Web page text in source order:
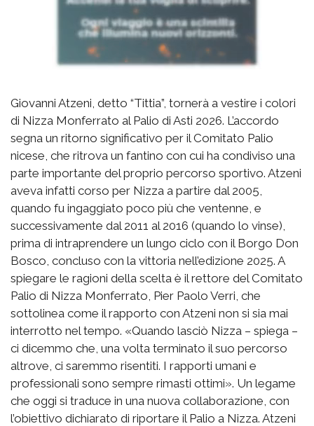
Giovanni Atzeni, detto “Tittia”, tornerà a vestire i colori
di Nizza Monferrato al Palio di Asti 2026. L’accordo
segna un ritorno significativo per il Comitato Palio
nicese, che ritrova un fantino con cui ha condiviso una
parte importante del proprio percorso sportivo. Atzeni
aveva infatti corso per Nizza a partire dal 2005,
quando fu ingaggiato poco più che ventenne, e
successivamente dal 2011 al 2016 (quando lo vinse),
prima di intraprendere un lungo ciclo con il Borgo Don
Bosco, concluso con la vittoria nell’edizione 2025. A
spiegare le ragioni della scelta è il rettore del Comitato
Palio di Nizza Monferrato, Pier Paolo Verri, che
sottolinea come il rapporto con Atzeni non si sia mai
interrotto nel tempo. «Quando lasciò Nizza – spiega –
ci dicemmo che, una volta terminato il suo percorso
altrove, ci saremmo risentiti. I rapporti umani e
professionali sono sempre rimasti ottimi». Un legame
che oggi si traduce in una nuova collaborazione, con
l’obiettivo dichiarato di riportare il Palio a Nizza. Atzeni